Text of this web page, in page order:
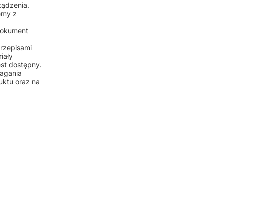
z
dostępny.
oraz na